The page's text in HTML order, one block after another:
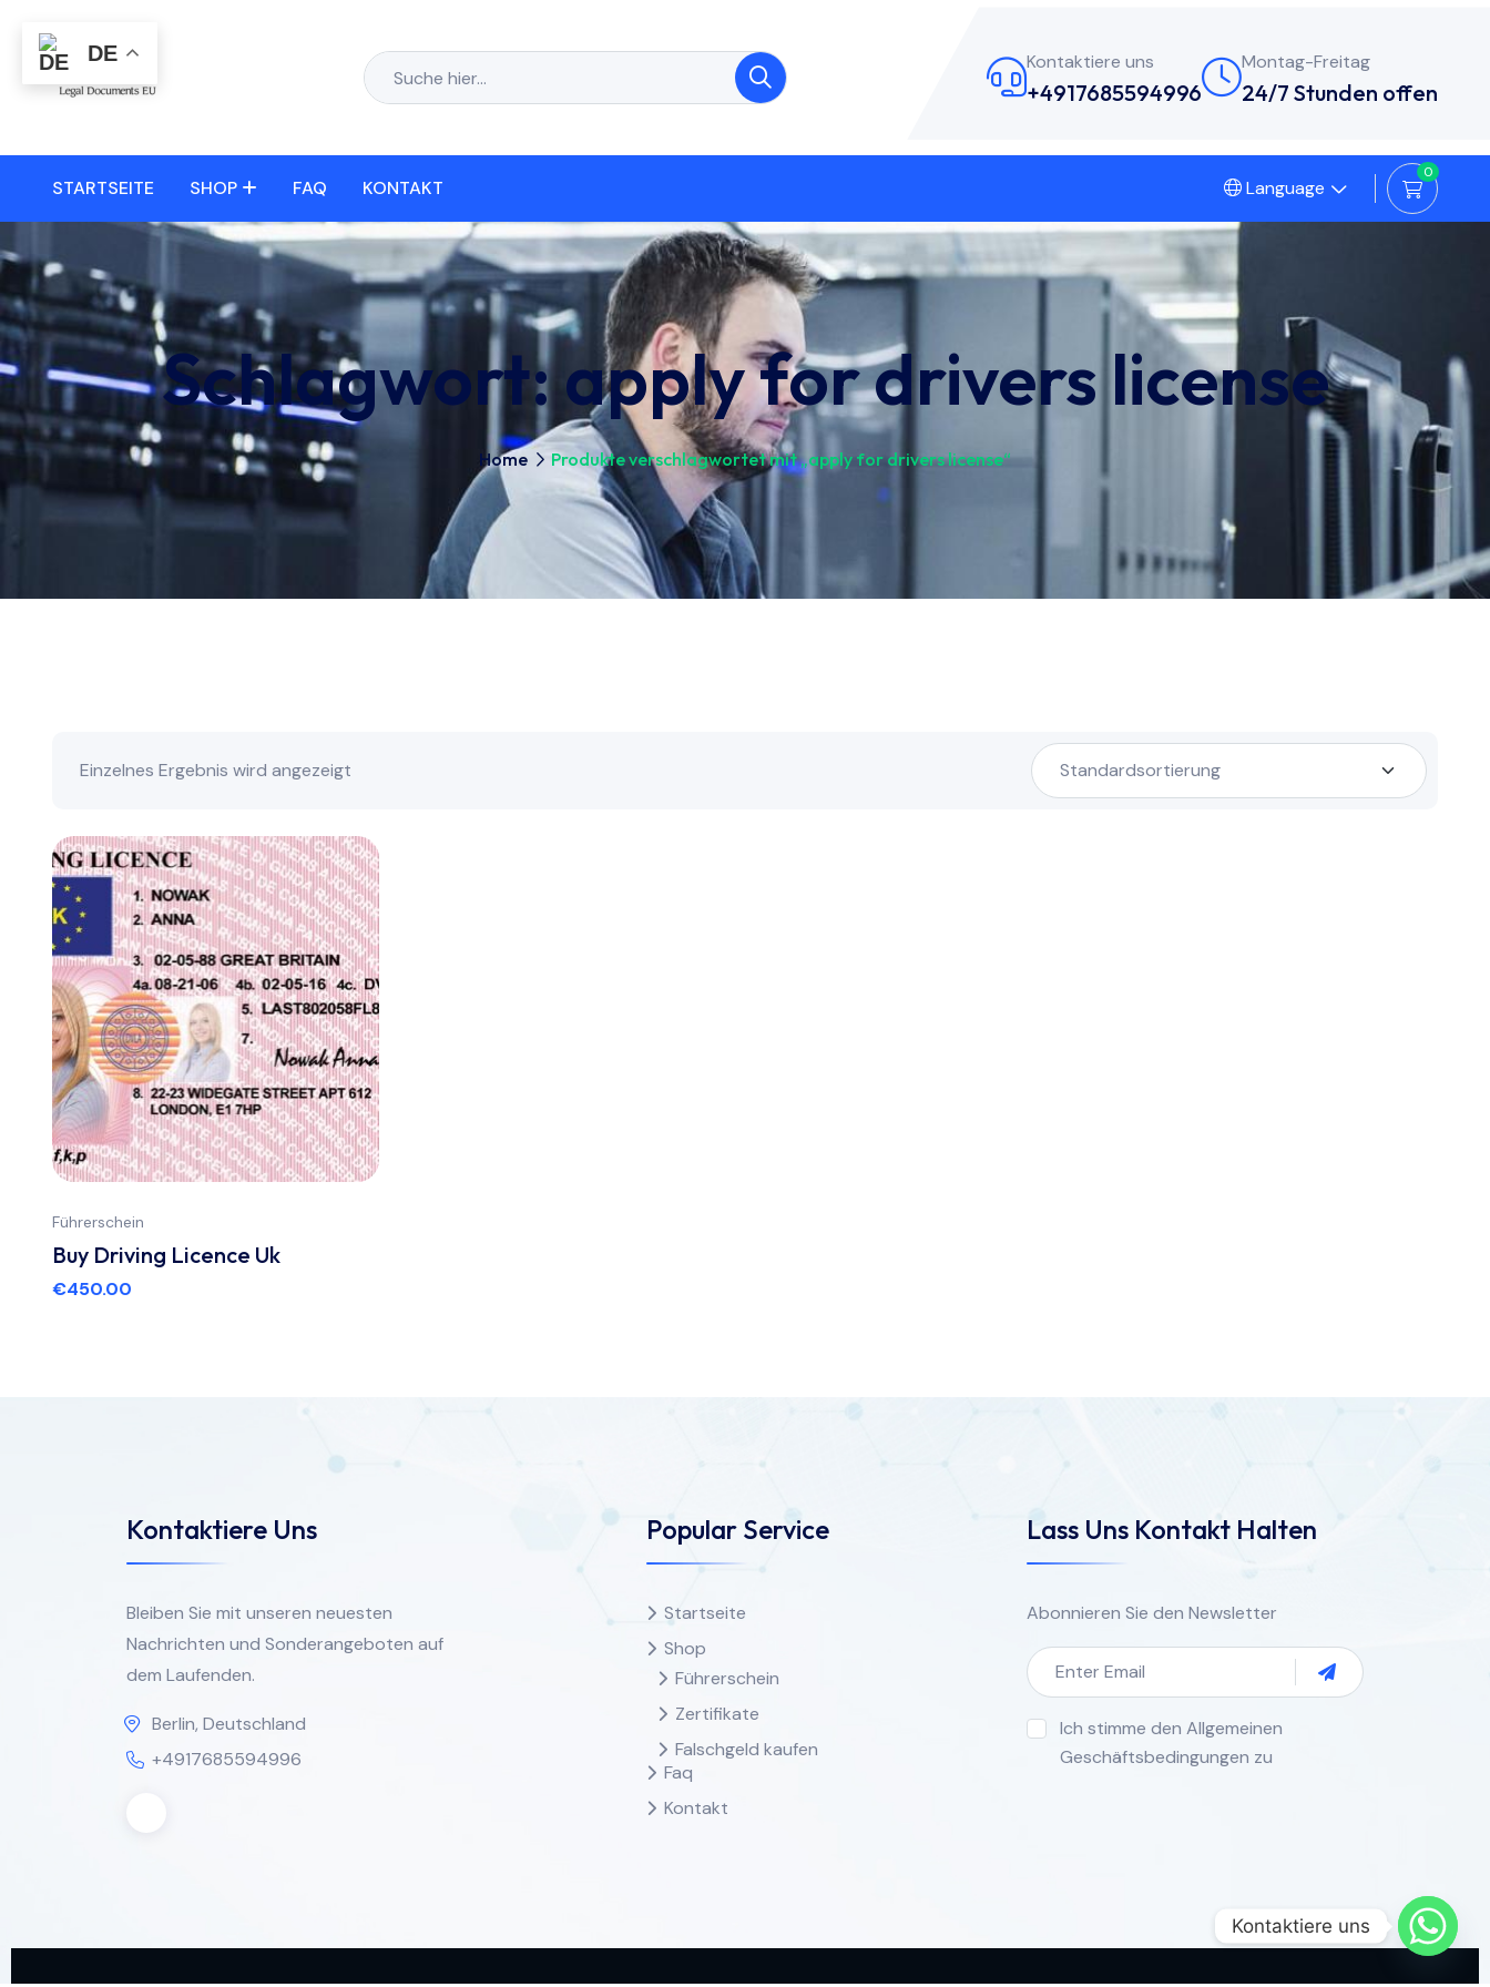
Kontaktiere uns
+4917685594996
Montag-Freitag
24/7 Stunden offen
STARTSEITE SHOP FAQ KONTAKT Language
0
Schlagwort:apply for drivers license
Home Produkte verschlagwortet mit „apply for drivers license“
Einzelnes Ergebnis wird angezeigt
Führerschein
Buy Driving Licence Uk
€450.00
Kontaktiere Uns
Bleiben Sie mit unseren neuesten
Nachrichten und Sonderangeboten auf
dem Laufenden.
Berlin, Deutschland
+4917685594996
Popular Service
Startseite
Shop
Führerschein
Zertifikate
Falschgeld kaufen
Faq
Kontakt
Lass Uns Kontakt Halten
Abonnieren Sie den Newsletter
Ich stimme den Allgemeinen
Geschäftsbedingungen zu
DE
Kontaktiere uns